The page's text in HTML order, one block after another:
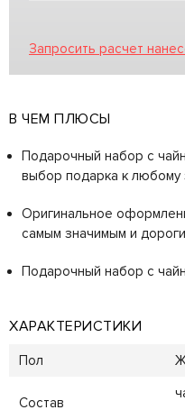
Запросить расчет
В ЧЕМ ПЛЮСЫ
Подарочный набор с
выбор подарка к любому
Оригинальное
самым значимым и
Подарочный набор с
ХАРАКТЕРИСТИКИ
Пол
Состав